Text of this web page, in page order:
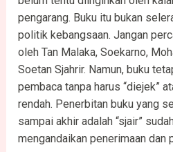
pengarang. Buku itu bukan
politik kebangsaan. Jangan
oleh Tan Malaka, Soekarno,
Soetan Sjahrir. Namun, buku
pembaca tanpa harus “diejek”
rendah. Penerbitan buku yang
sampai akhir adalah “sjair”
mengandaikan penerimaan dan